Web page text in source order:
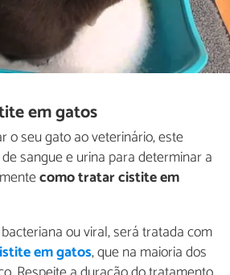
em gatos
o seu gato ao veterinário, este
sangue e urina para determinar a
como tratar cistite em
ou viral, será tratada com
em gatos, que na maioria dos